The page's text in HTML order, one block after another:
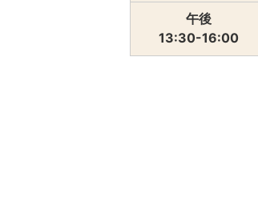
午後
13:30-16:00